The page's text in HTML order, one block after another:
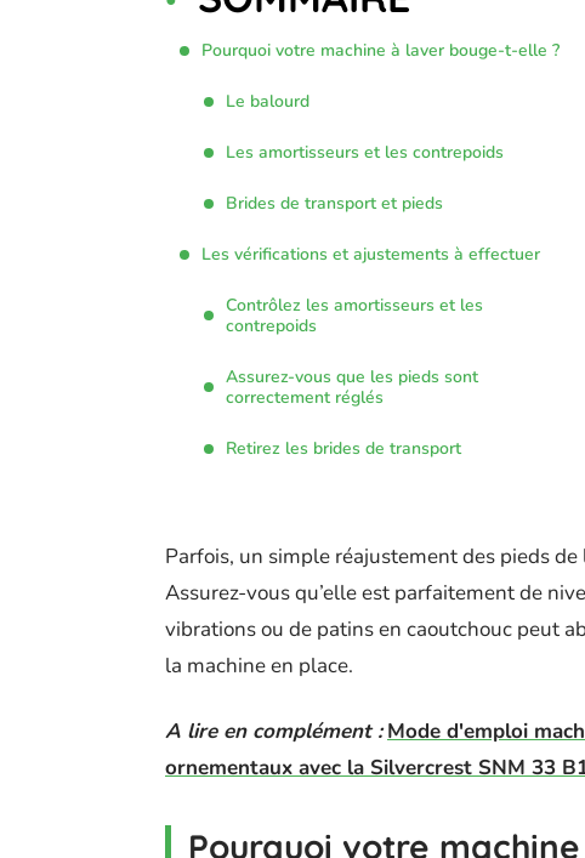
Pourquoi votre machine à laver bouge-t-elle ?
Le balourd
Les amortisseurs et les contrepoids
Brides de transport et pieds
Les vérifications et ajustements à effectuer
Contrôlez les amortisseurs et les
contrepoids
Assurez-vous que les pieds sont
correctement réglés
Retirez les brides de transport
Parfois, un simple réajustement des pieds
Assurez-vous qu’elle est parfaitement de
vibrations ou de patins en caoutchouc peut
la machine en place.
A lire en complément : Mode d'emploi
ornementaux avec la Silvercrest SNM 33
Pourquoi votre